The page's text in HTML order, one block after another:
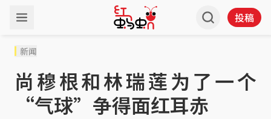
投稿
新闻
尚穆根和林瑞莲为了一个
“气球”争得面红耳赤